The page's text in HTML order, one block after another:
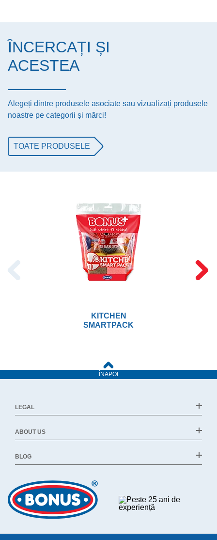
ÎNCERCAȚI ȘI
ACESTEA
Alegeți dintre produsele asociate sau vizualizați produsele
noastre pe categorii și mărci!
TOATE PRODUSELE
KITCHEN
SMARTPACK
ÎNAPOI
LEGAL
ABOUT US
BLOG